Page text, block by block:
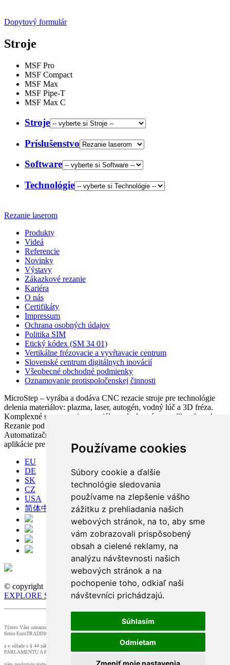
Používame cookies
Súbory cookie a ďalšie
technológie sledovania
používame na zlepšenie vášho
zážitku z prehliadania našich
webových stránok, na to, aby sme
vám zobrazovali prispôsobený
obsah a cielené reklamy, na
analýzu návštevnosti našich
webových stránok a na
pochopenie toho, odkiaľ naši
návštevníci prichádzajú.
Súhlasím
Odmietam
Zmeniť moje nastavenia
Dopytový formulár
Stroje
MSF Pro
MSF Compact
MSF Max
MSF Pipe-T
MSF Max C
Stroje
Príslušenstvo
Software
Technológie
Rezanie laserom
Produkty
Videá
Referencie
Novinky
Výstavy
Zákazkové rezanie
Kariéra
O nás
Certifikáty
Impressum
Ochrana osobných údajov
Politika SIM
Etický kódex (SM 34 01)
Vertikálne frézovacie a vyvŕtavacie centrum
Slovenské centrum digitálnych inovácií
Všeobecné obchodné podmienky
Oznamovanie protispoločenskej činnosti
MicroStep – vyrába a dodáva CNC rezacie stroje pre technológie
delenia materiálov: plazma, laser, autogén, vodný lúč a 3D fréza.
Komplexné spracovanie materiálov: plechy, rúry, profily a kopuly.
Rezanie pod uhlom, vŕtanie, zahlbovanie, popisovanie.
Automatizačné riešenia. CNC riadiace systémy a CAM. CAPP
aplikácie pre komplexné riadenie výroby
EU
DE
SK
CZ
USA
简体中文
© copyright 1991-2026 MicroStep, spol. s r.o. | developed by
EXPLORE STUDIOS
Týmto Vám oznamujeme, že dohľad nad spracovaním osobných údajov v našej spoločnosti zabezpečuje
firma EuroTRADING s.r.o.,
a v súlade s § 44 zákona č. 18/20128 Z.z. a článkom č.37 NARIADENIA EURÓPSKEHO
PARLAMENTU A RADY (EÚ) 2016/679,